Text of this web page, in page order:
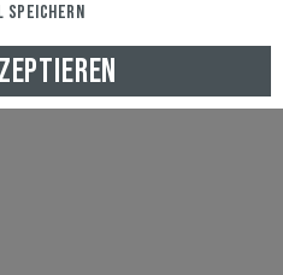
IN 1-2 WERKTAGEN
SPEICHERN